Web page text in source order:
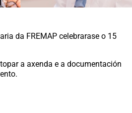
da FREMAP celebrarase o 15
a axenda e a documentación